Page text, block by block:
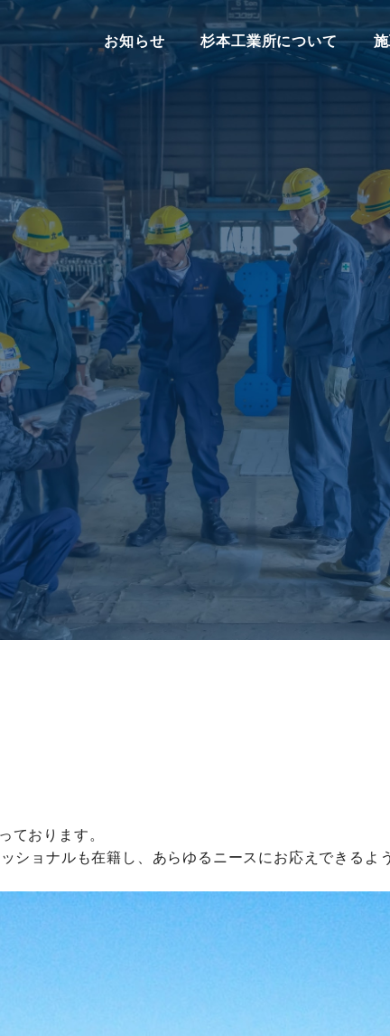
お知らせ 杉本工業所について
ております。
ショナルも在籍し、あらゆるニースにお応えできるよ